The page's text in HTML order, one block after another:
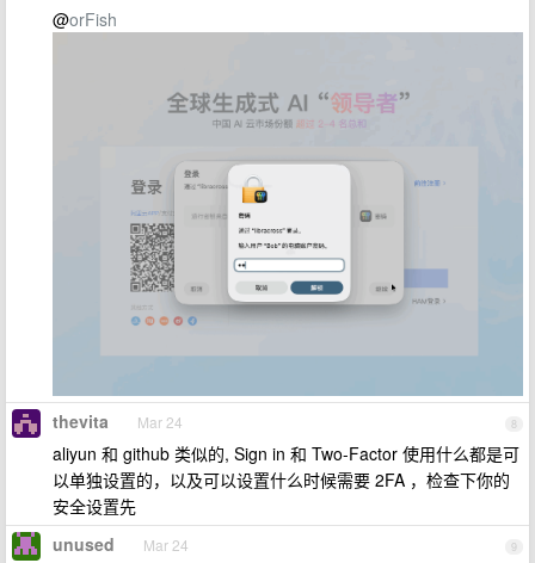
@orFish
8
thevita Mar 24
aliyun 和 github 类似的, Sign in 和 Two-Factor 使用什么都是可
以单独设置的，以及可以设置什么时候需要 2FA ，检查下你的
安全设置先
9
unused Mar 24